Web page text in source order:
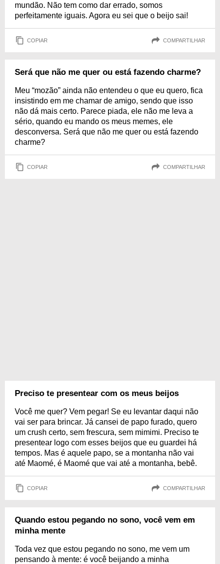
mundão. Não tem como dar errado, somos
perfeitamente iguais. Agora eu sei que o beijo sai!
COPIAR COMPARTILHAR
Será que não me quer ou está fazendo charme?
Meu “mozão” ainda não entendeu o que eu quero, fica
insistindo em me chamar de amigo, sendo que isso
não dá mais certo. Parece piada, ele não me leva a
sério, quando eu mando os meus memes, ele
desconversa. Será que não me quer ou está fazendo
charme?
COPIAR COMPARTILHAR
Preciso te presentear com os meus beijos
Você me quer? Vem pegar! Se eu levantar daqui não
vai ser para brincar. Já cansei de papo furado, quero
um crush certo, sem frescura, sem mimimi. Preciso te
presentear logo com esses beijos que eu guardei há
tempos. Mas é aquele papo, se a montanha não vai
até Maomé, é Maomé que vai até a montanha, bebê.
COPIAR COMPARTILHAR
Quando estou pegando no sono, você vem em
minha mente
Toda vez que estou pegando no sono, me vem um
pensando à mente: é você beijando a minha